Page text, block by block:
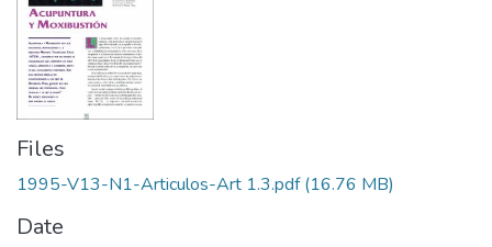
Files
1995-V13-N1-Articulos-Art 1.3.pdf(16.76 MB)
Date